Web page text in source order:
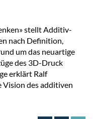
stellt Additiv-
nach Definition,
um das neuartige
des 3D-Druck
erklärt Ralf
Vision des additiven